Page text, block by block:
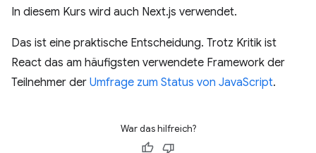
In diesem Kurs wird auch Next.js verwendet.
Das ist eine praktische Entscheidung. Trotz Kritik ist
React das am häufigsten verwendete Framework der
Teilnehmer der Umfrage zum Status von JavaScript.
War das hilfreich?